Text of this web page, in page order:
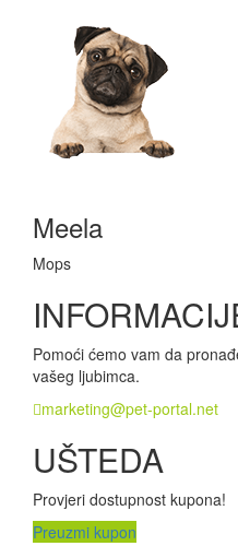
Meela
Mops
Pomoći ćemo vam da
vašeg ljubimca.
marketing@pet-portal.net
UŠTEDA
Provjeri dostupnost kupona!
Preuzmi kupon